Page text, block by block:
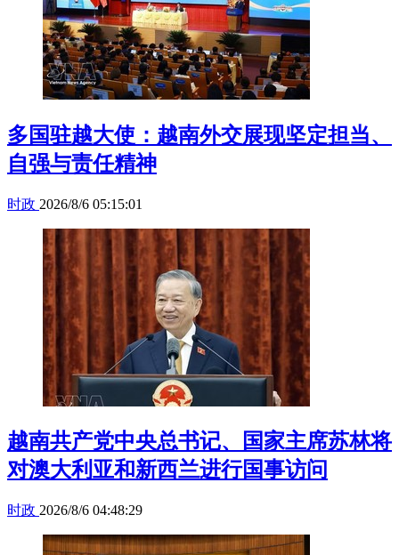
多国驻越大使：越南外交展现坚定担当、
自强与责任精神
时政 2026/8/6 05:15:01
越南共产党中央总书记、国家主席苏林将
对澳大利亚和新西兰进行国事访问
时政 2026/8/6 04:48:29